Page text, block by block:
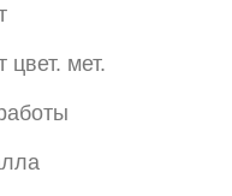
цвет. мет.